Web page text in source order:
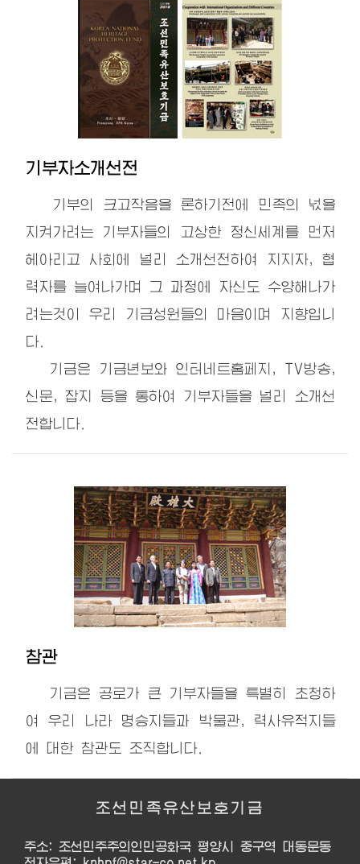
기부자소개선전
기부의 크고작음을 론하기전에 민족의 넋을
지켜가려는 기부자들의 고상한 정신세계를 먼저
헤아리고 사회에 널리 소개선전하여 지지자, 협
력자를 늘여나가며 그 과정에 자신도 수양해나가
려는것이 우리 기금성원들의 마음이며 지향입니
다.
기금은 기금년보와 인터네트홈페지, TV방송,
신문, 잡지 등을 통하여 기부자들을 널리 소개선
전합니다.
참관
기금은 공로가 큰 기부자들을 특별히 초청하
여 우리 나라 명승지들과 박물관, 력사유적지들
에 대한 참관도 조직합니다.
조선민족유산보호기금
주소: 조선민주주의인민공화국 평양시 중구역 대동문동